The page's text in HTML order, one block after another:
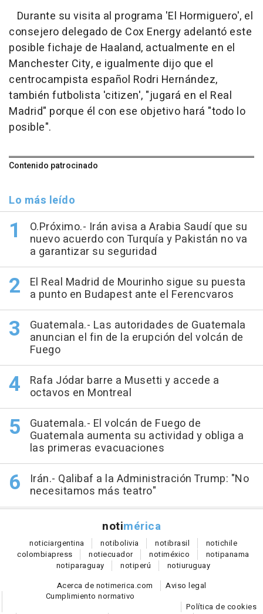
Durante su visita al programa 'El Hormiguero', el
consejero delegado de Cox Energy adelantó este
posible fichaje de Haaland, actualmente en el
Manchester City, e igualmente dijo que el
centrocampista español Rodri Hernández,
también futbolista 'citizen', "jugará en el Real
Madrid" porque él con ese objetivo hará "todo lo
posible".
Contenido patrocinado
Lo más leído
O.Próximo.- Irán avisa a Arabia Saudí que su
nuevo acuerdo con Turquía y Pakistán no va
a garantizar su seguridad
El Real Madrid de Mourinho sigue su puesta
a punto en Budapest ante el Ferencvaros
Guatemala.- Las autoridades de Guatemala
anuncian el fin de la erupción del volcán de
Fuego
Rafa Jódar barre a Musetti y accede a
octavos en Montreal
Guatemala.- El volcán de Fuego de
Guatemala aumenta su actividad y obliga a
las primeras evacuaciones
Irán.- Qalibaf a la Administración Trump: "No
necesitamos más teatro"
notimérica
noticiargentina notibolivia notibrasil notichile
colombiapress notiecuador notiméxico notipanama
notiparaguay notiperú notiuruguay
Acerca de notimerica.com
Aviso legal
Cumplimiento normativo
Política de cookies